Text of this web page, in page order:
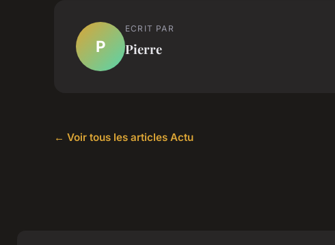
P
ECRIT PAR
Pierre
← Voir tous les articles Actu